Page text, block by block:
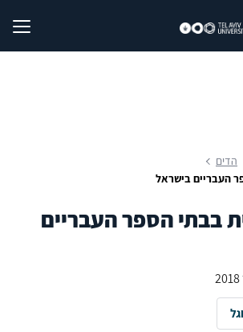
הדים
העבריים בישראל
בבתי הספר העבריים